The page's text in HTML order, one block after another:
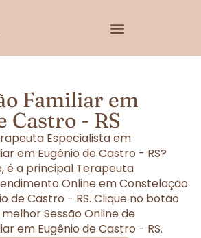
Familiar em
Castro - RS
Especialista em
em Eugênio de Castro - RS?
é a principal Terapeuta
Online em Constelação
de Castro - RS. Clique no botão
Sessão Online de
em Eugênio de Castro - RS.